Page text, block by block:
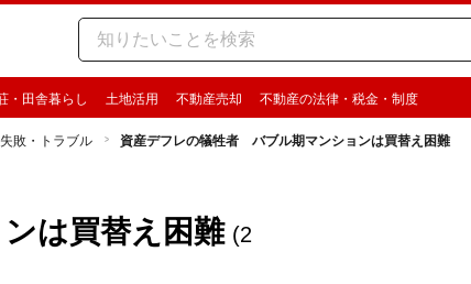
・田舎暮らし 土地活用 不動産売却 不動産の法律・税金・制度
敗・トラブル 資産デフレの犠牲者 バブル期マンションは買替え困難
は買替え困難 (2